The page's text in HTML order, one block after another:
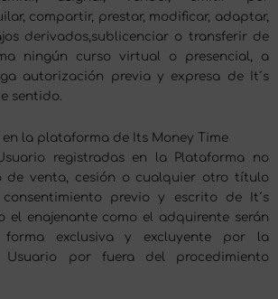
compartir, prestar, modificar, adaptar,
derivados,sublicenciar o transferir de
ningún curso virtual o presencial, a
autorización previa y expresa de It´s
sentido.
en la plataforma de Its Money Time
registradas en la Plataforma no
de venta, cesión o cualquier otro título
previo y escrito de It´s
el enajenante como el adquirente serán
forma exclusiva y excluyente por la
Usuario por fuera del procedimiento